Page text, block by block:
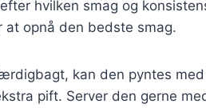
hvilken smag og
at opnå den bedste smag.
kan den pyntes
pift. Server den gerne